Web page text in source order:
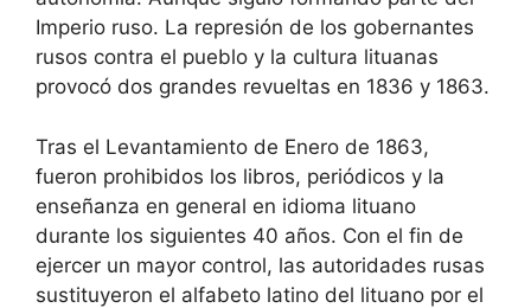
Imperio ruso. La represión de los gobernantes
rusos contra el pueblo y la cultura lituanas
provocó dos grandes revueltas en 1836 y 1863.
Tras el Levantamiento de Enero de 1863,
fueron prohibidos los libros, periódicos y la
enseñanza en general en idioma lituano
durante los siguientes 40 años. Con el fin de
ejercer un mayor control, las autoridades rusas
sustituyeron el alfabeto latino del lituano por el